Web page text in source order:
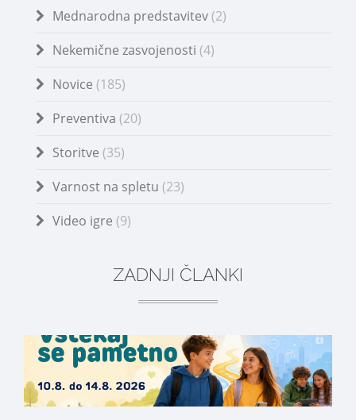
Mednarodna predstavitev (2)
Nekemične zasvojenosti (4)
Novice (185)
Preventiva (20)
Storitve (35)
Varnost na spletu (23)
Video igre (9)
ZADNJI ČLANKI